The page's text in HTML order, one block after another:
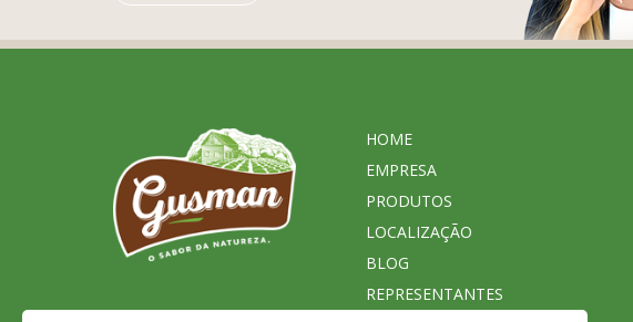
HOME
EMPRESA
PRODUTOS
LOCALIZAÇÃO
BLOG
REPRESENTANTES